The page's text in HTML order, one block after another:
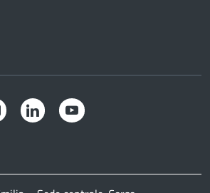
Instagram LinkedIn